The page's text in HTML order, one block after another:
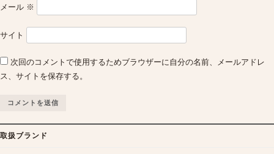
メール ※
サイト
次回のコメントで使用するためブラウザーに自分の名前、メールアドレ
ス、サイトを保存する。
取扱ブランド